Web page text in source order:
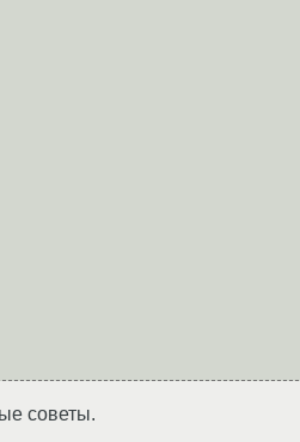
советы.